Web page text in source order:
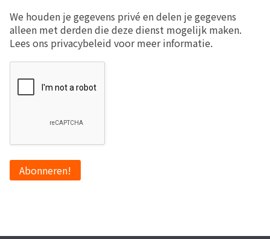
We houden je gegevens privé en delen je gegevens
alleen met derden die deze dienst mogelijk maken.
Lees ons privacybeleid voor meer informatie.